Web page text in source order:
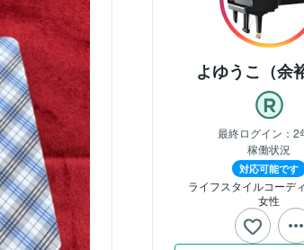
よゆうこ（余
最終ログイン： 2
稼働状況
対応可能です
ライフスタイルコーデ
女性